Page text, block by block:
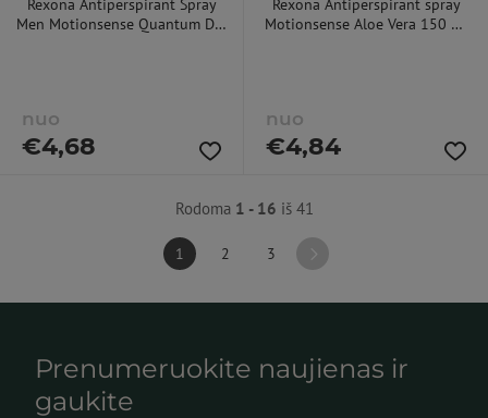
Rexona Antiperspirant Spray
Men Motionsense Quantum Dry
nuo
€4,68
Rexona Antiperspirant spray
Motionsense Aloe Vera 150 ml
nuo
€4,84
Rodoma 1 - 16 iš 41
1 2 3
Prenumeruokite naujienas ir
gaukite